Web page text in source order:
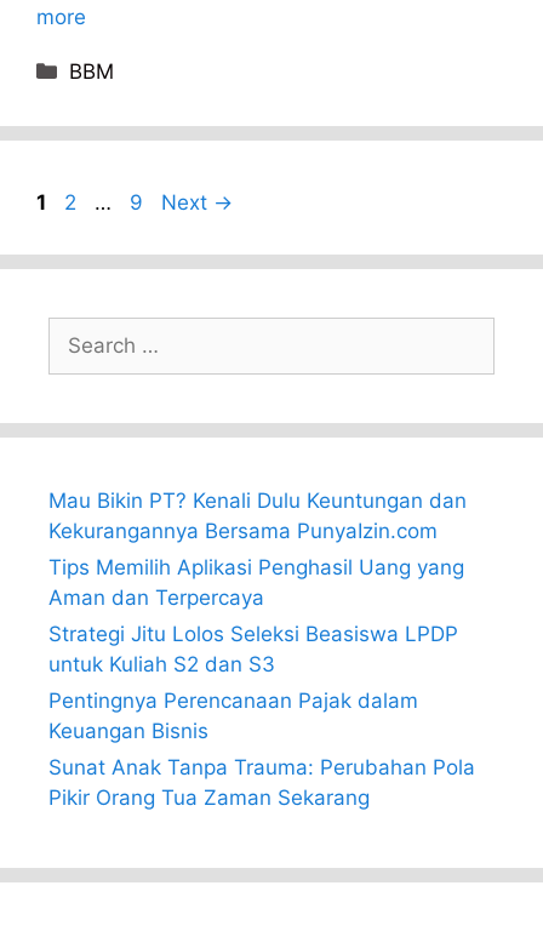
more
Categories
BBM
Page
1 Page
2 … Page
9 Next →
for:
Mau Bikin PT? Kenali Dulu Keuntungan dan
Kekurangannya Bersama PunyaIzin.com
Tips Memilih Aplikasi Penghasil Uang yang
Aman dan Terpercaya
Strategi Jitu Lolos Seleksi Beasiswa LPDP
untuk Kuliah S2 dan S3
Pentingnya Perencanaan Pajak dalam
Keuangan Bisnis
Sunat Anak Tanpa Trauma: Perubahan Pola
Pikir Orang Tua Zaman Sekarang